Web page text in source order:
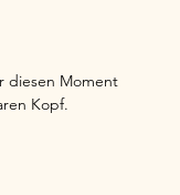
diesen Moment
Kopf.